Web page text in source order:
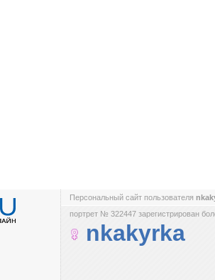
Персональный сайт пользователя
портрет № 322447 зарегистрирован
nkakyrka